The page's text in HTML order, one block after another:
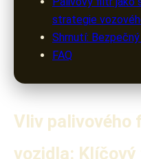
strategie
Shrnutí:
FAQ
Vliv palivového
vozidla: